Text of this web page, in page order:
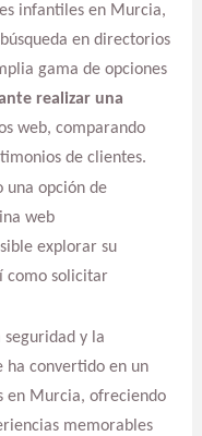
infantiles en Murcia,
en directorios
gama de opciones
realizar una
web, comparando
de clientes.
una opción de
web
explorar su
como solicitar
seguridad y la
ha convertido en un
en Murcia, ofreciendo
memorables